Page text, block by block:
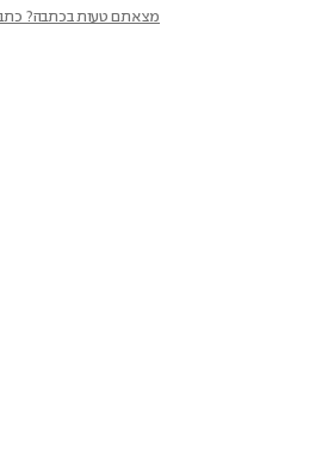
מצאתם טעות בכתבה?